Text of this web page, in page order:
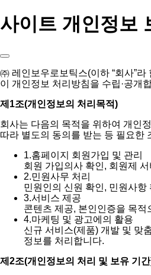
사이트 개인정보
㈜ 레인보우로보틱스(이하 “회사”
이 개인정보 처리방침을 수립·공개
제1조(개인정보의 처리목적)
회사는 다음의 목적을 위하여 개인
따라 별도의 동의를 받는 등 필요한
1.홈페이지 회원가입 및 관리
회원 가입의사 확인, 회원제
2.민원사무 처리
민원인의 신원 확인, 민원사항
3.서비스 제공
콘텐츠 제공, 본인인증을 목
4.마케팅 및 광고에의 활용
신규 서비스(제품) 개발 및 맞
정보를 처리합니다.
제2조(개인정보의 처리 및 보유 기